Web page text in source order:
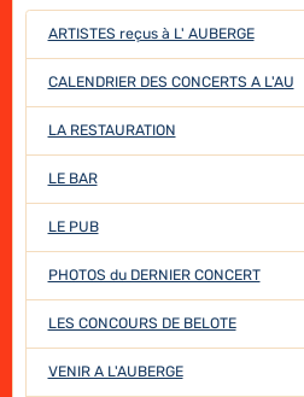
ARTISTES reçus à L' AUBERGE
CALENDRIER DES CONCERTS A L'AU
LA RESTAURATION
LE BAR
LE PUB
PHOTOS du DERNIER CONCERT
LES CONCOURS DE BELOTE
VENIR A L'AUBERGE